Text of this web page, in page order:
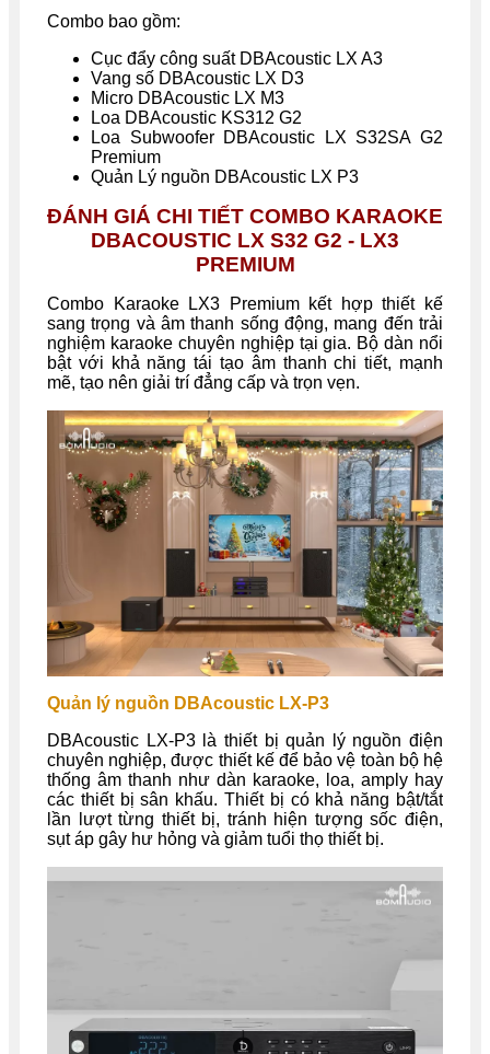
Combo bao gồm:
Cục đẩy công suất DBAcoustic LX A3
Vang số DBAcoustic LX D3
Micro DBAcoustic LX M3
Loa DBAcoustic KS312 G2
Loa Subwoofer DBAcoustic LX S32SA G2
Premium
Quản Lý nguồn DBAcoustic LX P3
ĐÁNH GIÁ CHI TIẾT COMBO KARAOKE
DBACOUSTIC LX S32 G2 - LX3
PREMIUM
Combo Karaoke LX3 Premium kết hợp thiết kế
sang trọng và âm thanh sống động, mang đến trải
nghiệm karaoke chuyên nghiệp tại gia. Bộ dàn nổi
bật với khả năng tái tạo âm thanh chi tiết, mạnh
mẽ, tạo nên giải trí đẳng cấp và trọn vẹn.
Quản lý nguồn DBAcoustic LX-P3
DBAcoustic LX-P3 là thiết bị quản lý nguồn điện
chuyên nghiệp, được thiết kế để bảo vệ toàn bộ hệ
thống âm thanh như dàn karaoke, loa, amply hay
các thiết bị sân khấu. Thiết bị có khả năng bật/tắt
lần lượt từng thiết bị, tránh hiện tượng sốc điện,
sụt áp gây hư hỏng và giảm tuổi thọ thiết bị.